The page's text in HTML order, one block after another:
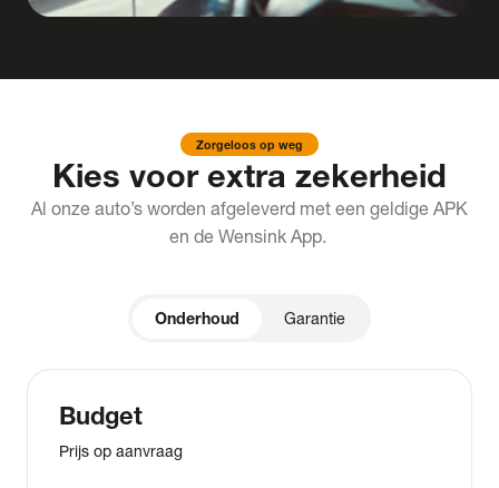
Zorgeloos op weg
Kies voor extra zekerheid
Al onze auto’s worden afgeleverd met een geldige APK
en de Wensink App.
Onderhoud Garantie
Budget
Prijs op aanvraag